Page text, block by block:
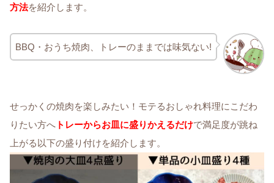
方法を紹介します。
BBQ・おうち焼肉、トレーのままでは味気ない!
せっかくの焼肉を楽しみたい！モテるおしゃれ料理にこだわ
りたい方へ トレーからお皿に盛りかえるだけで満足度が跳ね
上がる以下の盛り付けを紹介します。